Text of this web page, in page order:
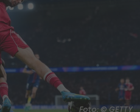
Foto: © GETTY